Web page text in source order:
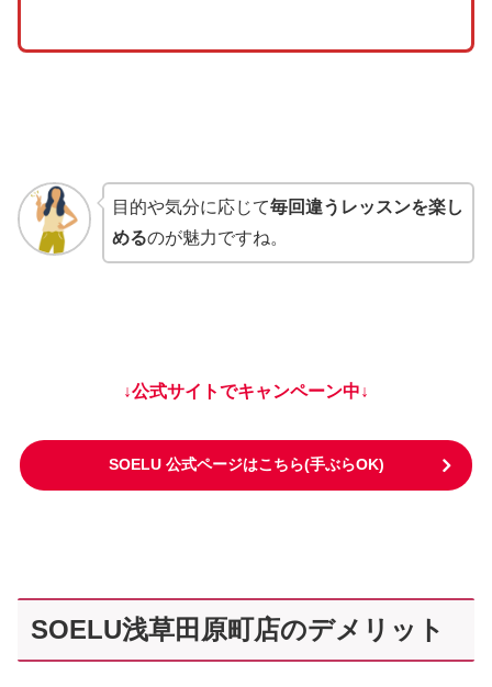
目的や気分に応じて毎回違うレッスンを楽し
めるのが魅力ですね。
↓公式サイトでキャンペーン中↓
SOELU 公式ページはこちら(手ぶらOK)
SOELU浅草田原町店のデメリット